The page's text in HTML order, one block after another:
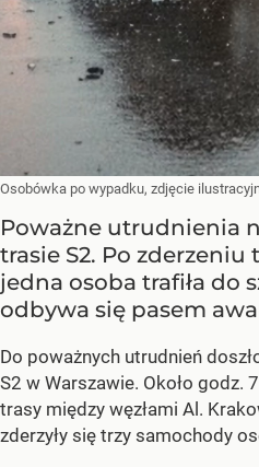
Osobówka po wypadku, zdjęcie
Poważne utrudnienia
trasie S2. Po
jedna osoba trafiła do
odbywa się pasem
Do poważnych utrudnień
S2 w Warszawie. Około godz.
trasy między węzłami Al.
zderzyły się trzy samochody